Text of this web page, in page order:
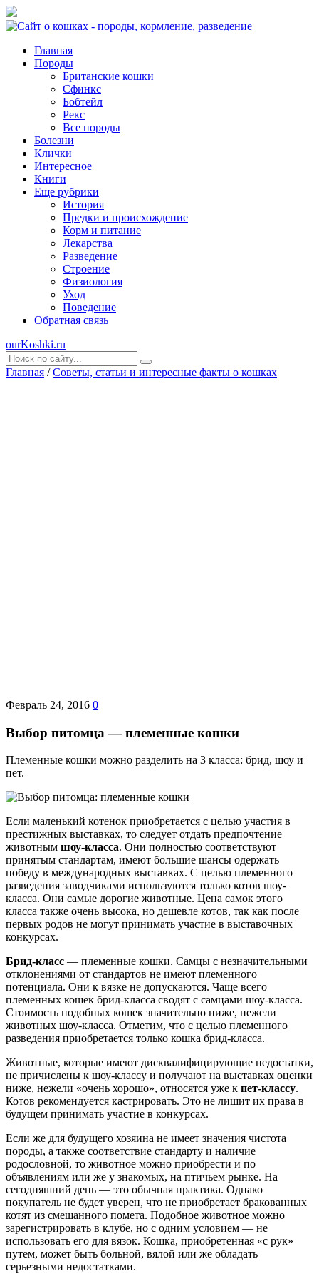
Главная
Породы
Британские кошки
Сфинкс
Бобтейл
Рекс
Все породы
Болезни
Клички
Интересное
Книги
Еще рубрики
История
Предки и происхождение
Корм и питание
Лекарства
Разведение
Строение
Физиология
Уход
Поведение
Обратная связь
ourKoshki.ru
Главная / Советы, статьи и интересные факты о кошках
Февраль 24, 2016 0
Выбор питомца — племенные кошки
Племенные кошки можно разделить на 3 класса: брид, шоу и
пет.
Если маленький котенок приобретается с целью участия в
престижных выставках, то следует отдать предпочтение
животным шоу-класса. Они полностью соответствуют
принятым стандартам, имеют большие шансы одержать
победу в международных выставках. С целью племенного
разведения заводчиками используются только котов шоу-
класса. Они самые дорогие животные. Цена самок этого
класса также очень высока, но дешевле котов, так как после
первых родов не могут принимать участие в выставочных
конкурсах.
Брид-класс — племенные кошки. Самцы с незначительными
отклонениями от стандартов не имеют племенного
потенциала. Они к вязке не допускаются. Чаще всего
племенных кошек брид-класса сводят с самцами шоу-класса.
Стоимость подобных кошек значительно ниже, нежели
животных шоу-класса. Отметим, что с целью племенного
разведения приобретается только кошка брид-класса.
Животные, которые имеют дисквалифицирующие недостатки,
не причислены к шоу-классу и получают на выставках оценки
ниже, нежели «очень хорошо», относятся уже к пет-классу.
Котов рекомендуется кастрировать. Это не лишит их права в
будущем принимать участие в конкурсах.
Если же для будущего хозяина не имеет значения чистота
породы, а также соответствие стандарту и наличие
родословной, то животное можно приобрести и по
объявлениям или же у знакомых, на птичьем рынке. На
сегодняшний день — это обычная практика. Однако
покупатель не будет уверен, что не приобретает бракованных
котят из смешанного помета. Подобное животное можно
зарегистрировать в клубе, но с одним условием — не
использовать его для вязок. Кошка, приобретенная «с рук»
путем, может быть больной, вялой или же обладать
серьезными недостатками.